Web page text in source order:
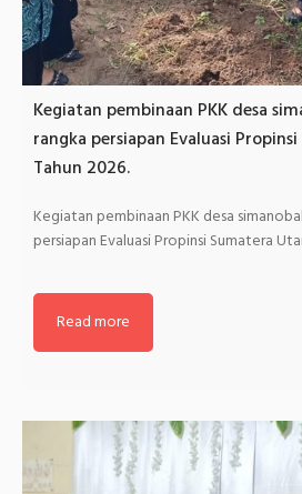
Kegiatan pembinaan PKK desa
rangka persiapan Evaluasi
Tahun 2026.
Kegiatan pembinaan PKK desa
persiapan Evaluasi Propinsi Sumatera
Read more